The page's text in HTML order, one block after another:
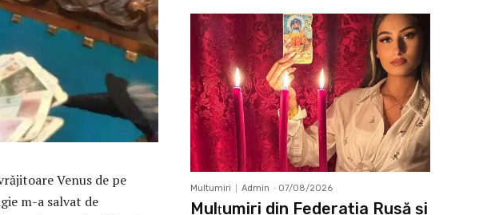
Venus de pe
m-a salvat de
Multumiri Admin - 07/08/2026
Mulţumiri din Federația Rusă și